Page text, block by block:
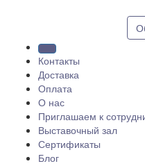
Контакты
Доставка
Оплата
О нас
Приглашаем к
Выставочный зал
Сертификаты
Блог